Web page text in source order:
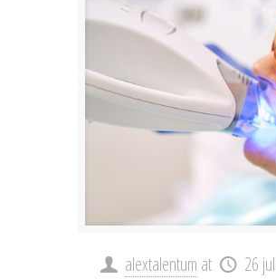
alextalentum at 26